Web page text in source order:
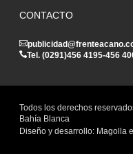
CONTACTO
Tel. (0291)456 4195-456
Todos los derechos
Bahía Blanca
Diseño y desarrollo: Magolla